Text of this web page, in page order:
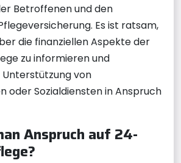
Betroffenen und den
Es ist ratsam,
die finanziellen Aspekte der
zu informieren und
von
oder Sozialdiensten in Anspruch
Anspruch auf 24-